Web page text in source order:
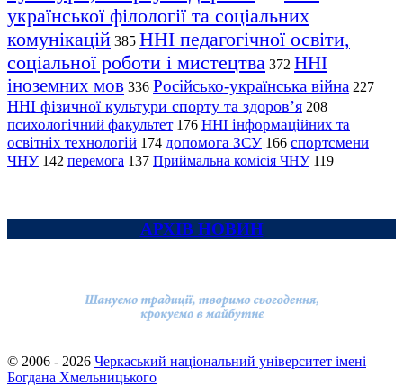
української філології та соціальних
комунікацій 385 ННІ педагогічної освіти,
соціальної роботи і мистецтва 372 ННІ
іноземних мов 336 Російсько-українська війна 227
ННІ фізичної культури спорту та здоров’я 208
психологічний факультет 176 ННІ інформаційних та
освітніх технологій 174 допомога ЗСУ 166 спортсмени
ЧНУ 142 перемога 137 Приймальна комісія ЧНУ 119
АРХІВ НОВИН
© 2006 - 2026 Черкаський національний університет імені
Богдана Хмельницького